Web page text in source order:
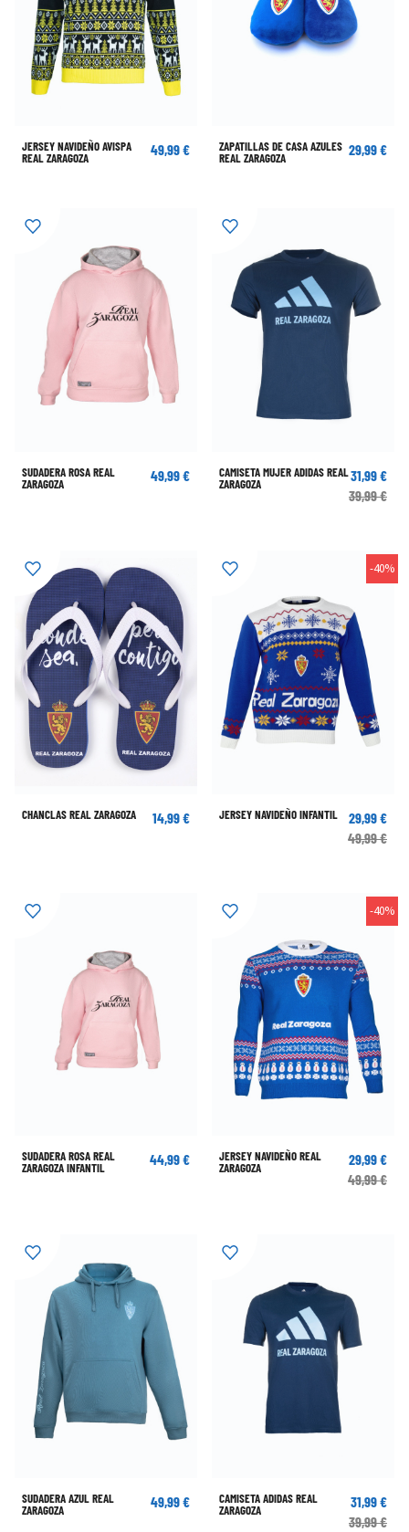
JERSEY NAVIDEÑO AVISPA
REAL ZARAGOZA
49,99 €
ZAPATILLAS DE CASA AZULES
REAL ZARAGOZA
29,99 €
SUDADERA ROSA REAL
ZARAGOZA
49,99 €
CAMISETA MUJER ADIDAS REAL
ZARAGOZA
31,99 €
39,99 €
CHANCLAS REAL ZARAGOZA 14,99 €
-40%
JERSEY NAVIDEÑO INFANTIL
29,99 €
49,99 €
SUDADERA ROSA REAL
ZARAGOZA INFANTIL
44,99 €
-40%
JERSEY NAVIDEÑO REAL
ZARAGOZA
29,99 €
49,99 €
SUDADERA AZUL REAL
ZARAGOZA
49,99 €
CAMISETA ADIDAS REAL
ZARAGOZA
31,99 €
39,99 €